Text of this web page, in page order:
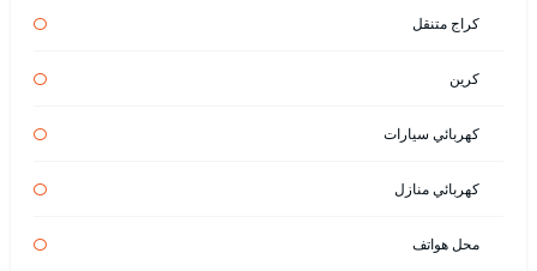
كراج متنقل
كرين
كهربائي سيارات
كهربائي منازل
محل هواتف